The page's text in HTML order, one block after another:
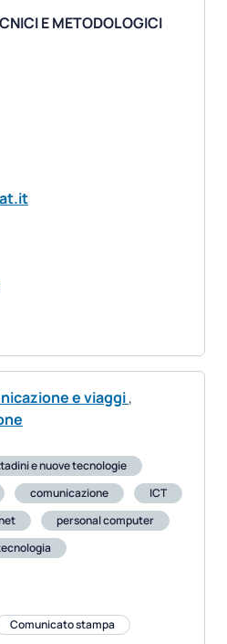
E METODOLOGICI
e viaggi,
e nuove tecnologie
comunicazione
ICT
personal computer
Comunicato stampa